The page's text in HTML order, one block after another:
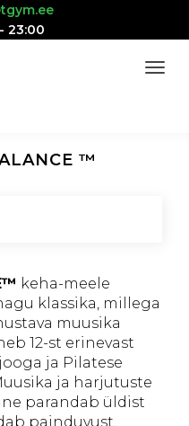
23:00
™
keha-meele
klassika, millega
muusika
12-st erinevast
ja Pilatese
ja harjutuste
parandab üldist
painduvust,